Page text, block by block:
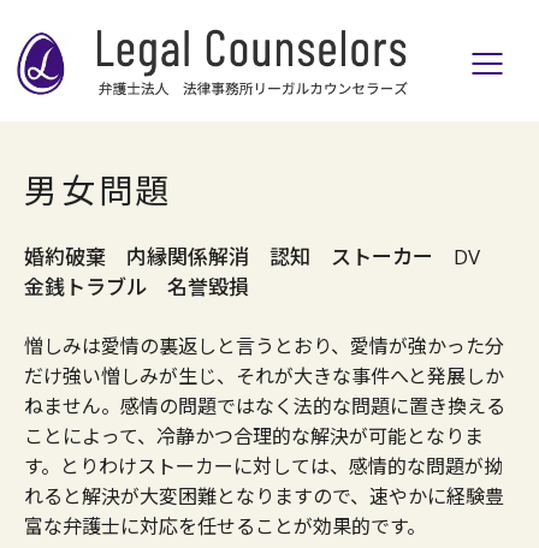
男女問題
婚約破棄 内縁関係解消 認知 ストーカー DV
金銭トラブル 名誉毀損
憎しみは愛情の裏返しと言うとおり、愛情が強かった分
だけ強い憎しみが生じ、それが大きな事件へと発展しか
ねません。感情の問題ではなく法的な問題に置き換える
ことによって、冷静かつ合理的な解決が可能となりま
す。とりわけストーカーに対しては、感情的な問題が拗
れると解決が大変困難となりますので、速やかに経験豊
富な弁護士に対応を任せることが効果的です。